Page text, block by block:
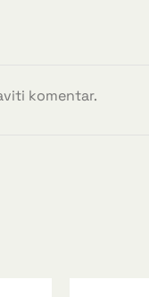
komentar.